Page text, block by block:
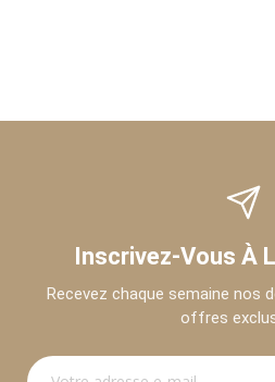
Inscrivez-Vous À
Recevez chaque semaine nos
offres